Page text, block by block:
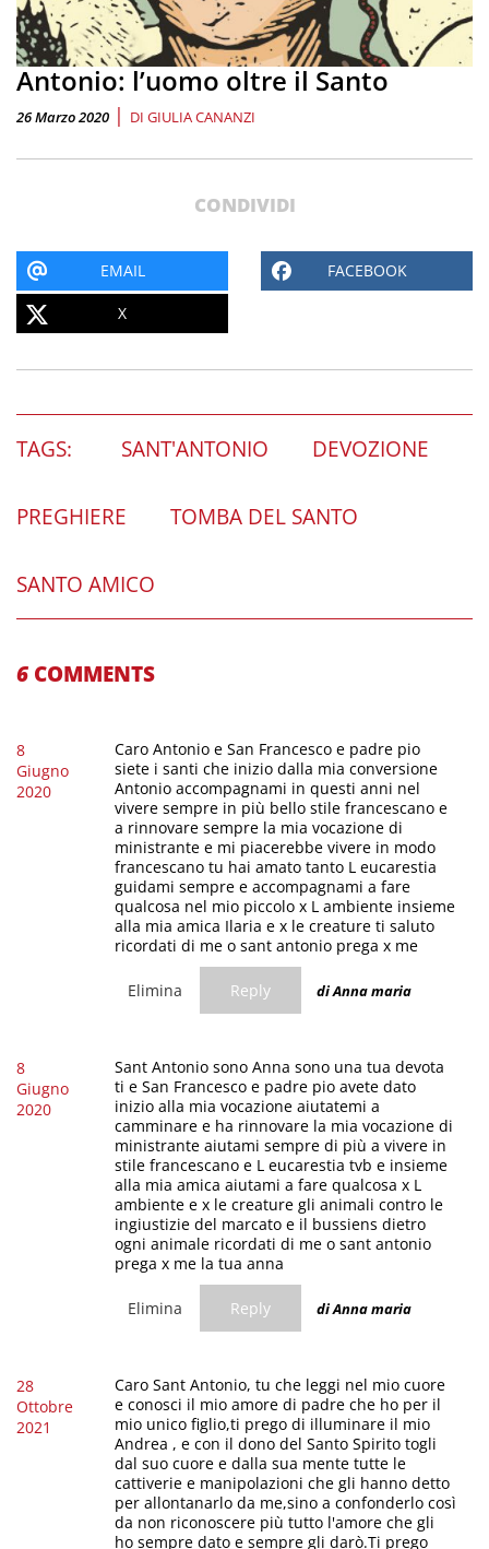
Antonio: l’uomo oltre il Santo
26 Marzo 2020 | DI GIULIA CANANZI
CONDIVIDI
EMAIL FACEBOOK
X
TAGS: SANT'ANTONIO DEVOZIONE
PREGHIERE TOMBA DEL SANTO
SANTO AMICO
6 COMMENTS
8
Giugno
2020
Caro Antonio e San Francesco e padre pio
siete i santi che inizio dalla mia conversione
Antonio accompagnami in questi anni nel
vivere sempre in più bello stile francescano e
a rinnovare sempre la mia vocazione di
ministrante e mi piacerebbe vivere in modo
francescano tu hai amato tanto L eucarestia
guidami sempre e accompagnami a fare
qualcosa nel mio piccolo x L ambiente insieme
alla mia amica Ilaria e x le creature ti saluto
ricordati di me o sant antonio prega x me
Elimina Reply di Anna maria
8
Giugno
2020
Sant Antonio sono Anna sono una tua devota
ti e San Francesco e padre pio avete dato
inizio alla mia vocazione aiutatemi a
camminare e ha rinnovare la mia vocazione di
ministrante aiutami sempre di più a vivere in
stile francescano e L eucarestia tvb e insieme
alla mia amica aiutami a fare qualcosa x L
ambiente e x le creature gli animali contro le
ingiustizie del marcato e il bussiens dietro
ogni animale ricordati di me o sant antonio
prega x me la tua anna
Elimina Reply di Anna maria
28
Ottobre
2021
Caro Sant Antonio, tu che leggi nel mio cuore
e conosci il mio amore di padre che ho per il
mio unico figlio,ti prego di illuminare il mio
Andrea , e con il dono del Santo Spirito togli
dal suo cuore e dalla sua mente tutte le
cattiverie e manipolazioni che gli hanno detto
per allontanarlo da me,sino a confonderlo così
da non riconoscere più tutto l'amore che gli
ho sempre dato e sempre gli darò.Ti prego